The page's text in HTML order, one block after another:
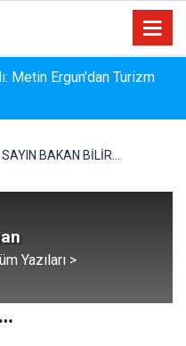
Metin Ergun'dan Turizm
SAYIN BAKAN BİLİR…
Yazıları >